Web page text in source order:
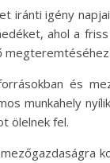
igény
ahol a
és
munkahely
ölelnek fel.